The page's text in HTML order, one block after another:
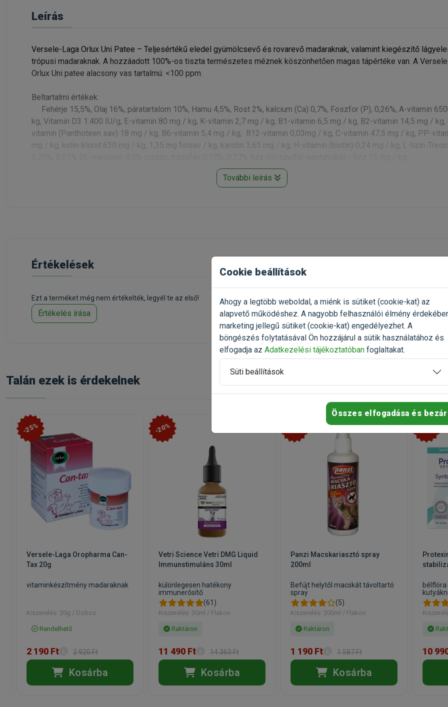
Leírás
Versele-Laga Orlux Uni Patee – Teljesértékű eledel gyümölcsevő és rovarevő madaraknak, valamint kiegészítő
trópusi madaraknak. A hozzáadott 100%-os tiszta természetes méznek köszönhetően magas tápértéke van. A
Orlux Uni patee alacsony vas tartalmú: <100 ppm.
Beltartalmi értékek:
Fehérje 15,5%, Olaj 16%, páratartalom 10%, Hamu 4,5%, Rost 2%, kalcium (Ca) 0,7%, Foszfor (P), 0,26%, A-vitamin
kg, Vitamin D3 1.400 IU/g, E-vitamin 80 mg / kg, K-vitamin 2,7 mg / kg, B1-vitamin 6,5 mg / kg, B2-vitamin 14,5 mg / kg,
vitamin (Panthoteen sav) 18 mg / kg, B6-vitamin 5,4 mg / kg, B12-vitamin 0,03mg / kg, C-vitamin 47,5 mg / kg, PP-
mg / kg, kolin-klorid 630 mg / kg, 1,35 mg folsav / kg, karotin 3,65 mg / kg, H-vitamin (biotin) 0,24 mg / kg, L-lizin-
További leírás
Értékelések
Ezt a terméket még nem értékelték, legyél te az első!
Értékelés írása
Talán ezek is érdekelnek
-25%
Versele-Laga Oropharma Can-
Tax 20g
vitaminkészítmény madaraknak
Kiszerelés: 20g / Doboz
Rendelhető
2 190 Ft 2 920 Ft
Kosárba
-20%
Vetri Science Vetri DMG Liquid
Immunstimuláns 30ml
különlegesen hatékony
immunerősítő
(61)
Kiszerelés: 30ml / Flakon
Raktáron
11 490 Ft 14 363 Ft
Kosárba
Panzi Macskariasztó spray
200ml
Befújt helytől macskát távoltartó
spray
(5)
Kiszerelés: 200ml / Flakon
Raktáron
1 190 Ft 1 587 Ft
Kosárba
-35%
10
Cookie beállítások
Ahogy a legtöbb weboldal, a miénk is sütiket (cookie-kat) az
alapvető működéshez. A nagyobb felhasználói élmény
marketing jellegű sütiket (cookie-kat) engedélyezhet. A
böngészés folytatásával Ön hozzájárul a sütik használatához és
elfogadja az Adatkezelési tájékoztatóban foglaltakat.
Süti beállítások
Összes elfogadása és bezár